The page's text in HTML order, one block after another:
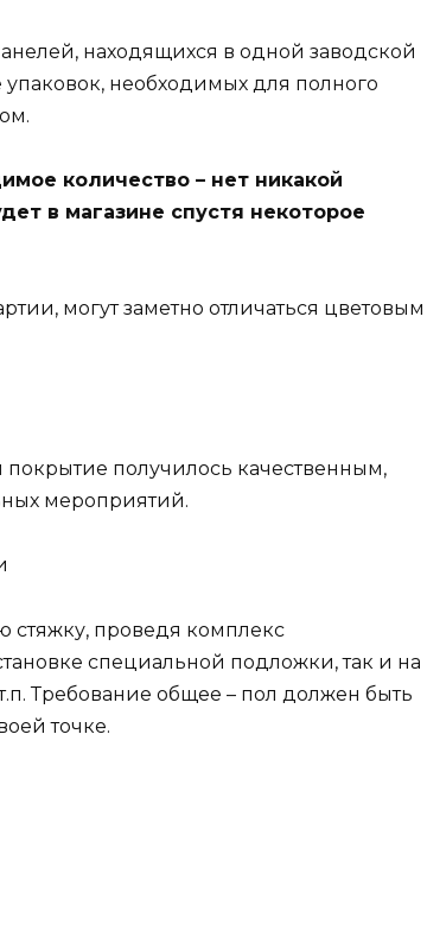
находящихся в одной заводской
необходимых для полного
количество – нет никакой
в магазине спустя некоторое
могут заметно отличаться цветовым
получилось качественным,
мероприятий.
стяжку, проведя комплекс
специальной подложки, так и на
Требование общее – пол должен быть
точке.